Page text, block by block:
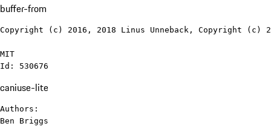
buffer-from
Copyright (c) 2016, 2018 Linus Unneback, Copyright (c)
MIT
Id: 530676
caniuse-lite
Authors:
Ben Briggs